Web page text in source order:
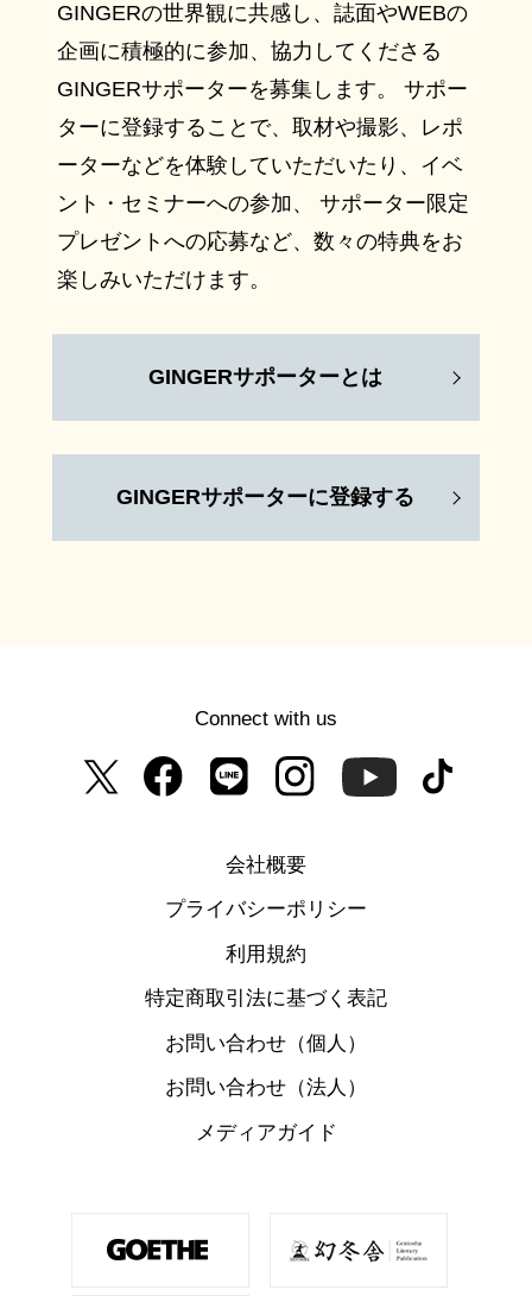
GINGERの世界観に共感し、誌面やWEBの
企画に積極的に参加、協力してくださる
GINGERサポーターを募集します。 サポー
ターに登録することで、取材や撮影、レポ
ーターなどを体験していただいたり、イベ
ント・セミナーへの参加、 サポーター限定
プレゼントへの応募など、数々の特典をお
楽しみいただけます。
GINGERサポーターとは
GINGERサポーターに登録する
Connect with us
会社概要
プライバシーポリシー
利用規約
特定商取引法に基づく表記
お問い合わせ（個人）
お問い合わせ（法人）
メディアガイド